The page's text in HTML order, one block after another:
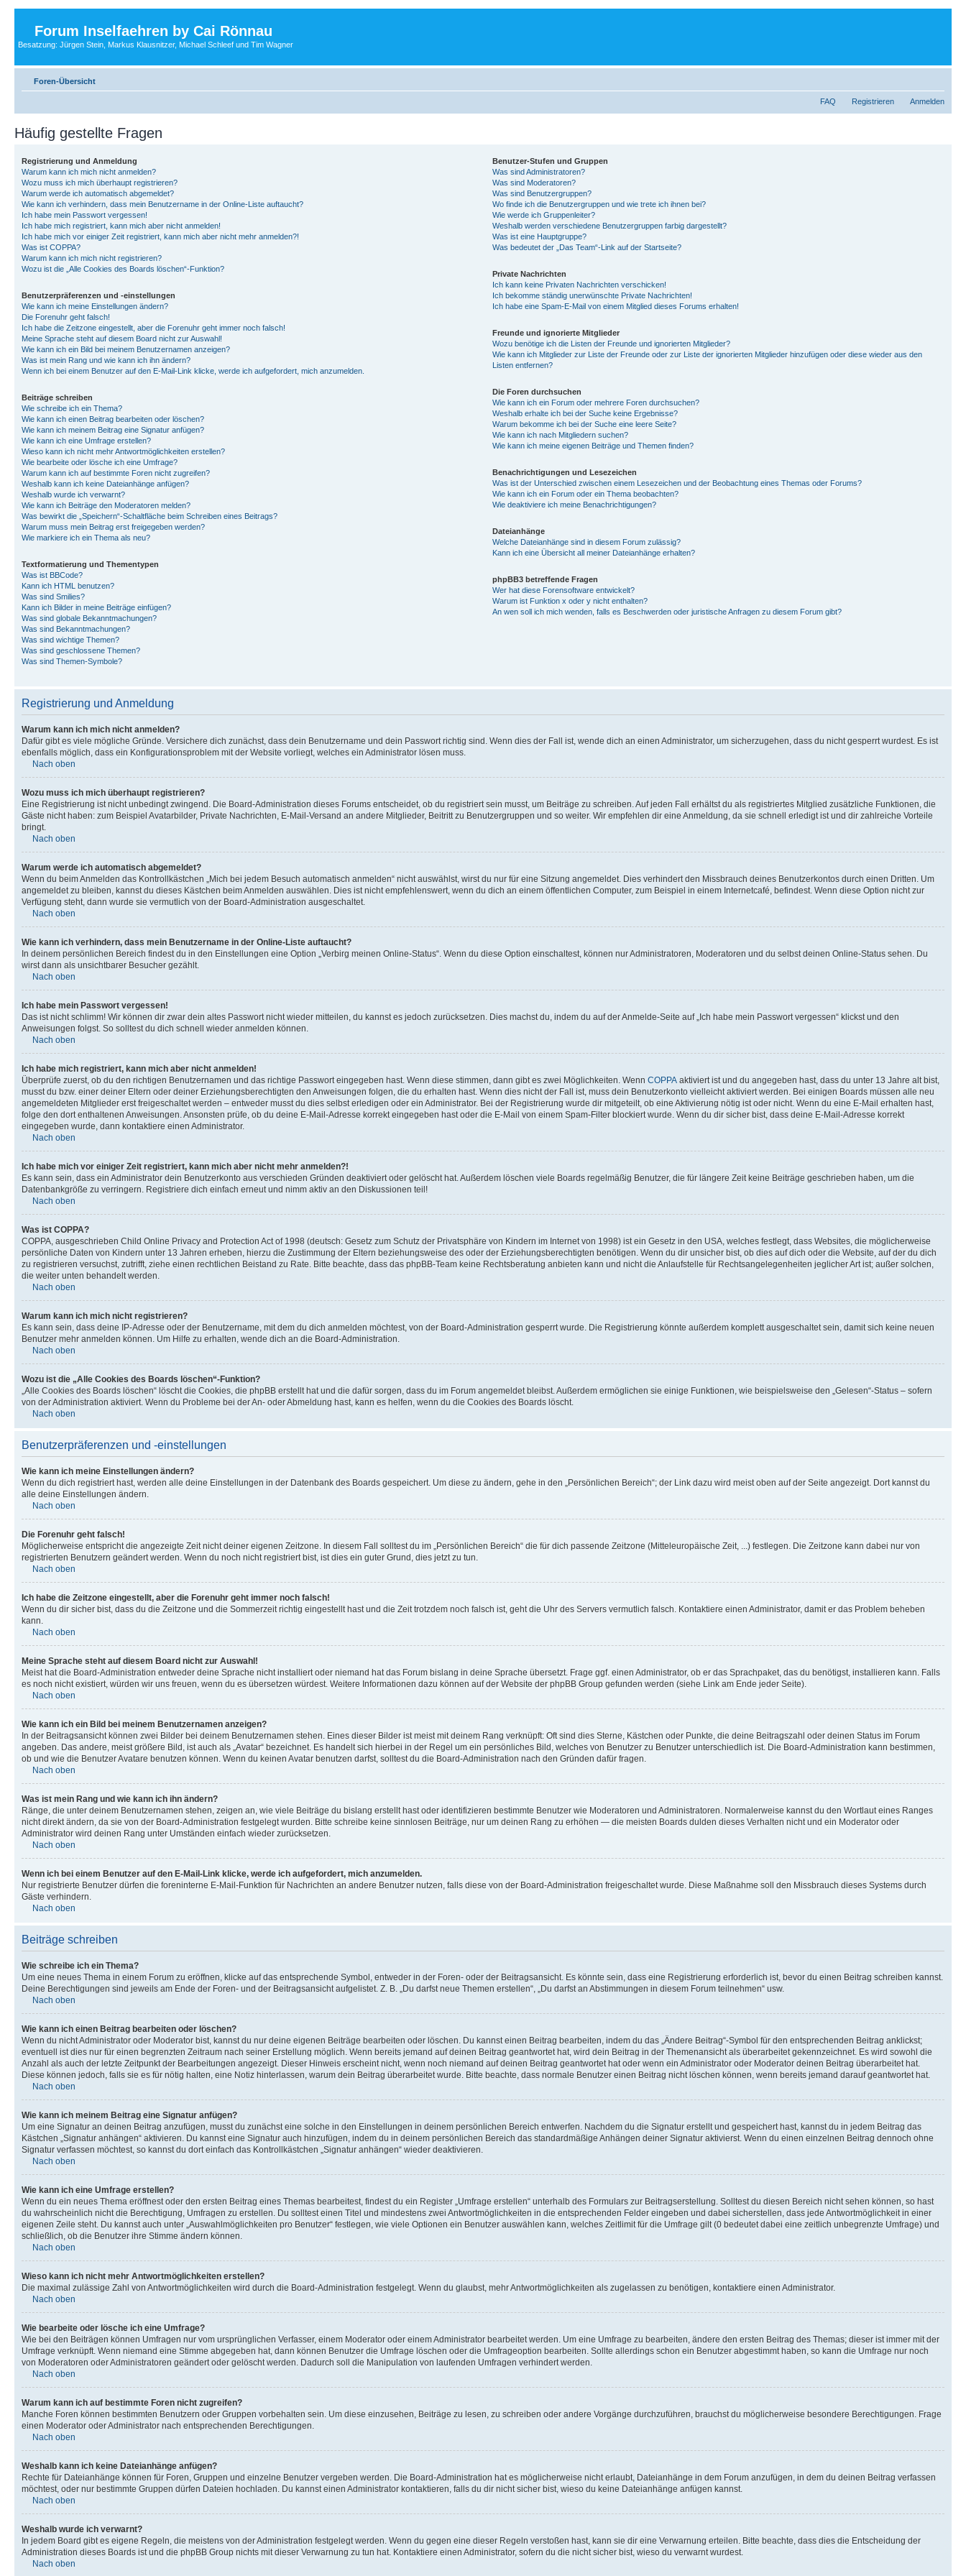
Forum Inselfaehren by Cai Rönnau
Besatzung: Jürgen Stein, Markus Klausnitzer, Michael Schleef und Tim Wagner
Foren-Übersicht
FAQ Registrieren Anmelden
Häufig gestellte Fragen
Registrierung und Anmeldung
Warum kann ich mich nicht anmelden?
Wozu muss ich mich überhaupt registrieren?
Warum werde ich automatisch abgemeldet?
Wie kann ich verhindern, dass mein Benutzername in der Online-Liste auftaucht?
Ich habe mein Passwort vergessen!
Ich habe mich registriert, kann mich aber nicht anmelden!
Ich habe mich vor einiger Zeit registriert, kann mich aber nicht mehr anmelden?!
Was ist COPPA?
Warum kann ich mich nicht registrieren?
Wozu ist die „Alle Cookies des Boards löschen“-Funktion?
Benutzerpräferenzen und -einstellungen
Wie kann ich meine Einstellungen ändern?
Die Forenuhr geht falsch!
Ich habe die Zeitzone eingestellt, aber die Forenuhr geht immer noch falsch!
Meine Sprache steht auf diesem Board nicht zur Auswahl!
Wie kann ich ein Bild bei meinem Benutzernamen anzeigen?
Was ist mein Rang und wie kann ich ihn ändern?
Wenn ich bei einem Benutzer auf den E-Mail-Link klicke, werde ich aufgefordert, mich anzumelden.
Beiträge schreiben
Wie schreibe ich ein Thema?
Wie kann ich einen Beitrag bearbeiten oder löschen?
Wie kann ich meinem Beitrag eine Signatur anfügen?
Wie kann ich eine Umfrage erstellen?
Wieso kann ich nicht mehr Antwortmöglichkeiten erstellen?
Wie bearbeite oder lösche ich eine Umfrage?
Warum kann ich auf bestimmte Foren nicht zugreifen?
Weshalb kann ich keine Dateianhänge anfügen?
Weshalb wurde ich verwarnt?
Wie kann ich Beiträge den Moderatoren melden?
Was bewirkt die „Speichern“-Schaltfläche beim Schreiben eines Beitrags?
Warum muss mein Beitrag erst freigegeben werden?
Wie markiere ich ein Thema als neu?
Textformatierung und Thementypen
Was ist BBCode?
Kann ich HTML benutzen?
Was sind Smilies?
Kann ich Bilder in meine Beiträge einfügen?
Was sind globale Bekanntmachungen?
Was sind Bekanntmachungen?
Was sind wichtige Themen?
Was sind geschlossene Themen?
Was sind Themen-Symbole?
Benutzer-Stufen und Gruppen
Was sind Administratoren?
Was sind Moderatoren?
Was sind Benutzergruppen?
Wo finde ich die Benutzergruppen und wie trete ich ihnen bei?
Wie werde ich Gruppenleiter?
Weshalb werden verschiedene Benutzergruppen farbig dargestellt?
Was ist eine Hauptgruppe?
Was bedeutet der „Das Team“-Link auf der Startseite?
Private Nachrichten
Ich kann keine Privaten Nachrichten verschicken!
Ich bekomme ständig unerwünschte Private Nachrichten!
Ich habe eine Spam-E-Mail von einem Mitglied dieses Forums erhalten!
Freunde und ignorierte Mitglieder
Wozu benötige ich die Listen der Freunde und ignorierten Mitglieder?
Wie kann ich Mitglieder zur Liste der Freunde oder zur Liste der ignorierten Mitglieder hinzufügen oder diese wieder aus den
Listen entfernen?
Die Foren durchsuchen
Wie kann ich ein Forum oder mehrere Foren durchsuchen?
Weshalb erhalte ich bei der Suche keine Ergebnisse?
Warum bekomme ich bei der Suche eine leere Seite?
Wie kann ich nach Mitgliedern suchen?
Wie kann ich meine eigenen Beiträge und Themen finden?
Benachrichtigungen und Lesezeichen
Was ist der Unterschied zwischen einem Lesezeichen und der Beobachtung eines Themas oder Forums?
Wie kann ich ein Forum oder ein Thema beobachten?
Wie deaktiviere ich meine Benachrichtigungen?
Dateianhänge
Welche Dateianhänge sind in diesem Forum zulässig?
Kann ich eine Übersicht all meiner Dateianhänge erhalten?
phpBB3 betreffende Fragen
Wer hat diese Forensoftware entwickelt?
Warum ist Funktion x oder y nicht enthalten?
An wen soll ich mich wenden, falls es Beschwerden oder juristische Anfragen zu diesem Forum gibt?
Registrierung und Anmeldung
Warum kann ich mich nicht anmelden?
Dafür gibt es viele mögliche Gründe. Versichere dich zunächst, dass dein Benutzername und dein Passwort richtig sind. Wenn dies der Fall ist, wende dich an einen Administrator, um sicherzugehen, dass du nicht gesperrt wurdest. Es ist
ebenfalls möglich, dass ein Konfigurationsproblem mit der Website vorliegt, welches ein Administrator lösen muss.
Nach oben
Wozu muss ich mich überhaupt registrieren?
Eine Registrierung ist nicht unbedingt zwingend. Die Board-Administration dieses Forums entscheidet, ob du registriert sein musst, um Beiträge zu schreiben. Auf jeden Fall erhältst du als registriertes Mitglied zusätzliche Funktionen, die
Gäste nicht haben: zum Beispiel Avatarbilder, Private Nachrichten, E-Mail-Versand an andere Mitglieder, Beitritt zu Benutzergruppen und so weiter. Wir empfehlen dir eine Anmeldung, da sie schnell erledigt ist und dir zahlreiche Vorteile
bringt.
Nach oben
Warum werde ich automatisch abgemeldet?
Wenn du beim Anmelden das Kontrollkästchen „Mich bei jedem Besuch automatisch anmelden“ nicht auswählst, wirst du nur für eine Sitzung angemeldet. Dies verhindert den Missbrauch deines Benutzerkontos durch einen Dritten. Um
angemeldet zu bleiben, kannst du dieses Kästchen beim Anmelden auswählen. Dies ist nicht empfehlenswert, wenn du dich an einem öffentlichen Computer, zum Beispiel in einem Internetcafé, befindest. Wenn diese Option nicht zur
Verfügung steht, dann wurde sie vermutlich von der Board-Administration ausgeschaltet.
Nach oben
Wie kann ich verhindern, dass mein Benutzername in der Online-Liste auftaucht?
In deinem persönlichen Bereich findest du in den Einstellungen eine Option „Verbirg meinen Online-Status“. Wenn du diese Option einschaltest, können nur Administratoren, Moderatoren und du selbst deinen Online-Status sehen. Du
wirst dann als unsichtbarer Besucher gezählt.
Nach oben
Ich habe mein Passwort vergessen!
Das ist nicht schlimm! Wir können dir zwar dein altes Passwort nicht wieder mitteilen, du kannst es jedoch zurücksetzen. Dies machst du, indem du auf der Anmelde-Seite auf „Ich habe mein Passwort vergessen“ klickst und den
Anweisungen folgst. So solltest du dich schnell wieder anmelden können.
Nach oben
Ich habe mich registriert, kann mich aber nicht anmelden!
Überprüfe zuerst, ob du den richtigen Benutzernamen und das richtige Passwort eingegeben hast. Wenn diese stimmen, dann gibt es zwei Möglichkeiten. Wenn COPPA aktiviert ist und du angegeben hast, dass du unter 13 Jahre alt bist,
musst du bzw. einer deiner Eltern oder deiner Erziehungsberechtigten den Anweisungen folgen, die du erhalten hast. Wenn dies nicht der Fall ist, muss dein Benutzerkonto vielleicht aktiviert werden. Bei einigen Boards müssen alle neu
angemeldeten Mitglieder erst freigeschaltet werden – entweder musst du dies selbst erledigen oder ein Administrator. Bei der Registrierung wurde dir mitgeteilt, ob eine Aktivierung nötig ist oder nicht. Wenn du eine E-Mail erhalten hast,
folge den dort enthaltenen Anweisungen. Ansonsten prüfe, ob du deine E-Mail-Adresse korrekt eingegeben hast oder die E-Mail von einem Spam-Filter blockiert wurde. Wenn du dir sicher bist, dass deine E-Mail-Adresse korrekt
eingegeben wurde, dann kontaktiere einen Administrator.
Nach oben
Ich habe mich vor einiger Zeit registriert, kann mich aber nicht mehr anmelden?!
Es kann sein, dass ein Administrator dein Benutzerkonto aus verschieden Gründen deaktiviert oder gelöscht hat. Außerdem löschen viele Boards regelmäßig Benutzer, die für längere Zeit keine Beiträge geschrieben haben, um die
Datenbankgröße zu verringern. Registriere dich einfach erneut und nimm aktiv an den Diskussionen teil!
Nach oben
Was ist COPPA?
COPPA, ausgeschrieben Child Online Privacy and Protection Act of 1998 (deutsch: Gesetz zum Schutz der Privatsphäre von Kindern im Internet von 1998) ist ein Gesetz in den USA, welches festlegt, dass Websites, die möglicherweise
persönliche Daten von Kindern unter 13 Jahren erheben, hierzu die Zustimmung der Eltern beziehungsweise des oder der Erziehungsberechtigten benötigen. Wenn du dir unsicher bist, ob dies auf dich oder die Website, auf der du dich
zu registrieren versuchst, zutrifft, ziehe einen rechtlichen Beistand zu Rate. Bitte beachte, dass das phpBB-Team keine Rechtsberatung anbieten kann und nicht die Anlaufstelle für Rechtsangelegenheiten jeglicher Art ist; außer solchen,
die weiter unten behandelt werden.
Nach oben
Warum kann ich mich nicht registrieren?
Es kann sein, dass deine IP-Adresse oder der Benutzername, mit dem du dich anmelden möchtest, von der Board-Administration gesperrt wurde. Die Registrierung könnte außerdem komplett ausgeschaltet sein, damit sich keine neuen
Benutzer mehr anmelden können. Um Hilfe zu erhalten, wende dich an die Board-Administration.
Nach oben
Wozu ist die „Alle Cookies des Boards löschen“-Funktion?
„Alle Cookies des Boards löschen“ löscht die Cookies, die phpBB erstellt hat und die dafür sorgen, dass du im Forum angemeldet bleibst. Außerdem ermöglichen sie einige Funktionen, wie beispielsweise den „Gelesen“-Status – sofern
von der Administration aktiviert. Wenn du Probleme bei der An- oder Abmeldung hast, kann es helfen, wenn du die Cookies des Boards löscht.
Nach oben
Benutzerpräferenzen und -einstellungen
Wie kann ich meine Einstellungen ändern?
Wenn du dich registriert hast, werden alle deine Einstellungen in der Datenbank des Boards gespeichert. Um diese zu ändern, gehe in den „Persönlichen Bereich“; der Link dazu wird meist oben auf der Seite angezeigt. Dort kannst du
alle deine Einstellungen ändern.
Nach oben
Die Forenuhr geht falsch!
Möglicherweise entspricht die angezeigte Zeit nicht deiner eigenen Zeitzone. In diesem Fall solltest du im „Persönlichen Bereich“ die für dich passende Zeitzone (Mitteleuropäische Zeit, ...) festlegen. Die Zeitzone kann dabei nur von
registrierten Benutzern geändert werden. Wenn du noch nicht registriert bist, ist dies ein guter Grund, dies jetzt zu tun.
Nach oben
Ich habe die Zeitzone eingestellt, aber die Forenuhr geht immer noch falsch!
Wenn du dir sicher bist, dass du die Zeitzone und die Sommerzeit richtig eingestellt hast und die Zeit trotzdem noch falsch ist, geht die Uhr des Servers vermutlich falsch. Kontaktiere einen Administrator, damit er das Problem beheben
kann.
Nach oben
Meine Sprache steht auf diesem Board nicht zur Auswahl!
Meist hat die Board-Administration entweder deine Sprache nicht installiert oder niemand hat das Forum bislang in deine Sprache übersetzt. Frage ggf. einen Administrator, ob er das Sprachpaket, das du benötigst, installieren kann. Falls
es noch nicht existiert, würden wir uns freuen, wenn du es übersetzen würdest. Weitere Informationen dazu können auf der Website der phpBB Group gefunden werden (siehe Link am Ende jeder Seite).
Nach oben
Wie kann ich ein Bild bei meinem Benutzernamen anzeigen?
In der Beitragsansicht können zwei Bilder bei deinem Benutzernamen stehen. Eines dieser Bilder ist meist mit deinem Rang verknüpft: Oft sind dies Sterne, Kästchen oder Punkte, die deine Beitragszahl oder deinen Status im Forum
angeben. Das andere, meist größere Bild, ist auch als „Avatar“ bezeichnet. Es handelt sich hierbei in der Regel um ein persönliches Bild, welches von Benutzer zu Benutzer unterschiedlich ist. Die Board-Administration kann bestimmen,
ob und wie die Benutzer Avatare benutzen können. Wenn du keinen Avatar benutzen darfst, solltest du die Board-Administration nach den Gründen dafür fragen.
Nach oben
Was ist mein Rang und wie kann ich ihn ändern?
Ränge, die unter deinem Benutzernamen stehen, zeigen an, wie viele Beiträge du bislang erstellt hast oder identifizieren bestimmte Benutzer wie Moderatoren und Administratoren. Normalerweise kannst du den Wortlaut eines Ranges
nicht direkt ändern, da sie von der Board-Administration festgelegt wurden. Bitte schreibe keine sinnlosen Beiträge, nur um deinen Rang zu erhöhen — die meisten Boards dulden dieses Verhalten nicht und ein Moderator oder
Administrator wird deinen Rang unter Umständen einfach wieder zurücksetzen.
Nach oben
Wenn ich bei einem Benutzer auf den E-Mail-Link klicke, werde ich aufgefordert, mich anzumelden.
Nur registrierte Benutzer dürfen die foreninterne E-Mail-Funktion für Nachrichten an andere Benutzer nutzen, falls diese von der Board-Administration freigeschaltet wurde. Diese Maßnahme soll den Missbrauch dieses Systems durch
Gäste verhindern.
Nach oben
Beiträge schreiben
Wie schreibe ich ein Thema?
Um eine neues Thema in einem Forum zu eröffnen, klicke auf das entsprechende Symbol, entweder in der Foren- oder der Beitragsansicht. Es könnte sein, dass eine Registrierung erforderlich ist, bevor du einen Beitrag schreiben kannst.
Deine Berechtigungen sind jeweils am Ende der Foren- und der Beitragsansicht aufgelistet. Z. B. „Du darfst neue Themen erstellen“, „Du darfst an Abstimmungen in diesem Forum teilnehmen“ usw.
Nach oben
Wie kann ich einen Beitrag bearbeiten oder löschen?
Wenn du nicht Administrator oder Moderator bist, kannst du nur deine eigenen Beiträge bearbeiten oder löschen. Du kannst einen Beitrag bearbeiten, indem du das „Ändere Beitrag“-Symbol für den entsprechenden Beitrag anklickst;
eventuell ist dies nur für einen begrenzten Zeitraum nach seiner Erstellung möglich. Wenn bereits jemand auf deinen Beitrag geantwortet hat, wird dein Beitrag in der Themenansicht als überarbeitet gekennzeichnet. Es wird sowohl die
Anzahl als auch der letzte Zeitpunkt der Bearbeitungen angezeigt. Dieser Hinweis erscheint nicht, wenn noch niemand auf deinen Beitrag geantwortet hat oder wenn ein Administrator oder Moderator deinen Beitrag überarbeitet hat.
Diese können jedoch, falls sie es für nötig halten, eine Notiz hinterlassen, warum dein Beitrag überarbeitet wurde. Bitte beachte, dass normale Benutzer einen Beitrag nicht löschen können, wenn bereits jemand darauf geantwortet hat.
Nach oben
Wie kann ich meinem Beitrag eine Signatur anfügen?
Um eine Signatur an deinen Beitrag anzufügen, musst du zunächst eine solche in den Einstellungen in deinem persönlichen Bereich entwerfen. Nachdem du die Signatur erstellt und gespeichert hast, kannst du in jedem Beitrag das
Kästchen „Signatur anhängen“ aktivieren. Du kannst eine Signatur auch hinzufügen, indem du in deinem persönlichen Bereich das standardmäßige Anhängen deiner Signatur aktivierst. Wenn du einen einzelnen Beitrag dennoch ohne
Signatur verfassen möchtest, so kannst du dort einfach das Kontrollkästchen „Signatur anhängen“ wieder deaktivieren.
Nach oben
Wie kann ich eine Umfrage erstellen?
Wenn du ein neues Thema eröffnest oder den ersten Beitrag eines Themas bearbeitest, findest du ein Register „Umfrage erstellen“ unterhalb des Formulars zur Beitragserstellung. Solltest du diesen Bereich nicht sehen können, so hast
du wahrscheinlich nicht die Berechtigung, Umfragen zu erstellen. Du solltest einen Titel und mindestens zwei Antwortmöglichkeiten in die entsprechenden Felder eingeben und dabei sicherstellen, dass jede Antwortmöglichkeit in einer
eigenen Zeile steht. Du kannst auch unter „Auswahlmöglichkeiten pro Benutzer“ festlegen, wie viele Optionen ein Benutzer auswählen kann, welches Zeitlimit für die Umfrage gilt (0 bedeutet dabei eine zeitlich unbegrenzte Umfrage) und
schließlich, ob die Benutzer ihre Stimme ändern können.
Nach oben
Wieso kann ich nicht mehr Antwortmöglichkeiten erstellen?
Die maximal zulässige Zahl von Antwortmöglichkeiten wird durch die Board-Administration festgelegt. Wenn du glaubst, mehr Antwortmöglichkeiten als zugelassen zu benötigen, kontaktiere einen Administrator.
Nach oben
Wie bearbeite oder lösche ich eine Umfrage?
Wie bei den Beiträgen können Umfragen nur vom ursprünglichen Verfasser, einem Moderator oder einem Administrator bearbeitet werden. Um eine Umfrage zu bearbeiten, ändere den ersten Beitrag des Themas; dieser ist immer mit der
Umfrage verknüpft. Wenn niemand eine Stimme abgegeben hat, dann können Benutzer die Umfrage löschen oder die Umfrageoption bearbeiten. Sollte allerdings schon ein Benutzer abgestimmt haben, so kann die Umfrage nur noch
von Moderatoren oder Administratoren geändert oder gelöscht werden. Dadurch soll die Manipulation von laufenden Umfragen verhindert werden.
Nach oben
Warum kann ich auf bestimmte Foren nicht zugreifen?
Manche Foren können bestimmten Benutzern oder Gruppen vorbehalten sein. Um diese einzusehen, Beiträge zu lesen, zu schreiben oder andere Vorgänge durchzuführen, brauchst du möglicherweise besondere Berechtigungen. Frage
einen Moderator oder Administrator nach entsprechenden Berechtigungen.
Nach oben
Weshalb kann ich keine Dateianhänge anfügen?
Rechte für Dateianhänge können für Foren, Gruppen und einzelne Benutzer vergeben werden. Die Board-Administration hat es möglicherweise nicht erlaubt, Dateianhänge in dem Forum anzufügen, in dem du deinen Beitrag verfassen
möchtest, oder nur bestimmte Gruppen dürfen Dateien hochladen. Du kannst einen Administrator kontaktieren, falls du dir nicht sicher bist, wieso du keine Dateianhänge anfügen kannst.
Nach oben
Weshalb wurde ich verwarnt?
In jedem Board gibt es eigene Regeln, die meistens von der Administration festgelegt werden. Wenn du gegen eine dieser Regeln verstoßen hast, kann sie dir eine Verwarnung erteilen. Bitte beachte, dass dies die Entscheidung der
Administration dieses Boards ist und die phpBB Group nichts mit dieser Verwarnung zu tun hat. Kontaktiere einen Administrator, sofern du die nicht sicher bist, wieso du verwarnt wurdest.
Nach oben